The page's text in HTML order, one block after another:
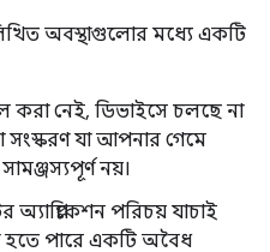
অবস্থাগুলোর মধ্যে একটি
করা নেই, ডিভাইসে চলছে না
যা আপনার গেমে
নয়।
পরিচয় যাচাই
হতে পারে একটি অবৈধ